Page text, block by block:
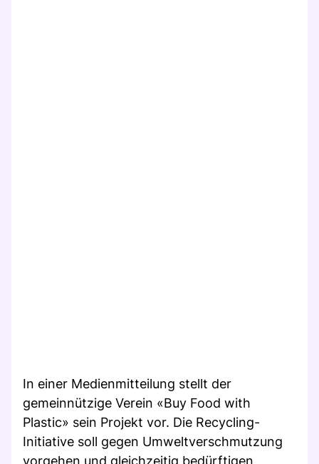
In einer Medienmitteilung stellt der
gemeinnützige Verein «Buy Food with
Plastic» sein Projekt vor. Die Recycling-
Initiative soll gegen Umweltverschmutzung
vorgehen und gleichzeitig bedürftigen